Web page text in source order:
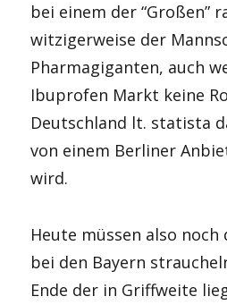
bei einem der “Großen”
witzigerweise der
Pharmagiganten, auch
Ibuprofen Markt keine
Deutschland lt. statista
von einem Berliner
wird.
Heute müssen also
bei den Bayern
Ende der in Griffweite